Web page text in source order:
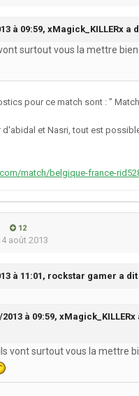
à 09:59, xMagick_KILLERx a
surtout vous la mettre bien
pour ce match sont : "
d'abidal et Nasri, tout est
match/belgique-france-
12
août 2013
à 11:01, rockstar gamer a dit
2013 à 09:59, xMagick_KILLERx
vont surtout vous la mettre